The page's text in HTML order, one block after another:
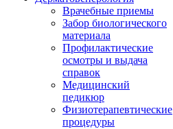
Врачебные приемы
Забор биологического
материала
Профилактические
осмотры и выдача
справок
Медицинский
педикюр
Физиотерапевтические
процедуры